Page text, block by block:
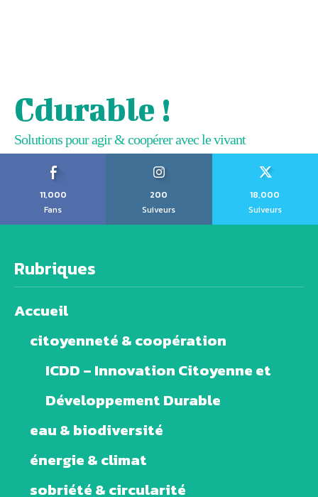
Cdurable !
Solutions pour agir & coopérer avec le vivant
11,000
Fans
200
Suiveurs
18,000
Suiveurs
Rubriques
Accueil
citoyenneté & coopération
ICDD – Innovation Citoyenne et
Développement Durable
eau & biodiversité
énergie & climat
sobriété & circularité